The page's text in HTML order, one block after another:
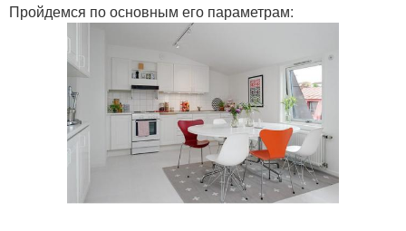
Пройдемся по основным его параметрам: